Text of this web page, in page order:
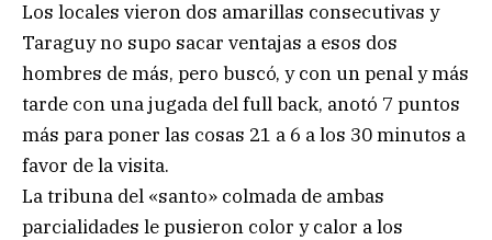
Los locales vieron dos amarillas consecutivas y
Taraguy no supo sacar ventajas a esos dos
hombres de más, pero buscó, y con un penal y más
tarde con una jugada del full back, anotó 7 puntos
más para poner las cosas 21 a 6 a los 30 minutos a
favor de la visita.
La tribuna del «santo» colmada de ambas
parcialidades le pusieron color y calor a los